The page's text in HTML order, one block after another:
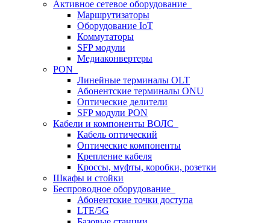
Активное сетевое оборудование
Маршрутизаторы
Оборудование IoT
Коммутаторы
SFP модули
Медиаконвертеры
PON
Линейные терминалы OLT
Абонентские терминалы ONU
Оптические делители
SFP модули PON
Кабели и компоненты ВОЛС
Кабель оптический
Оптические компоненты
Крепление кабеля
Кроссы, муфты, коробки, розетки
Шкафы и стойки
Беспроводное оборудование
Абонентские точки доступа
LTE/5G